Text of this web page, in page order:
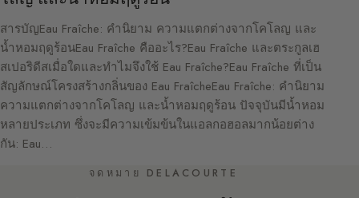
สารบัญEau Fraîche: คำนิยาม ความแตกต่างจากโคโลญ และ
น้ำหอมฤดูร้อนEau Fraîche คืออะไร?Eau Fraîche และตระกูลเฮ
สเปอริดีสเมื่อใดและทำไมจึงใช้ Eau Fraîche?Eau Fraîche ที่เป็น
สัญลักษณ์โครงสร้างกลิ่นของ Eau FraîcheEau Fraîche: คำนิยาม
ความแตกต่างจากโคโลญ และน้ำหอมฤดูร้อน ปัจจุบันมีน้ำหอม
หลายประเภท ซึ่งจะมีความเข้มข้นในแอลกอฮอลมากน้อยต่าง
กัน: Eau…
จดหมาย DELACOURTE